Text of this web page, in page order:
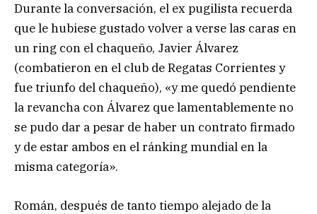
Durante la conversación, el ex pugilista recuerda
que le hubiese gustado volver a verse las caras en
un ring con el chaqueño, Javier Álvarez
(combatieron en el club de Regatas Corrientes y
fue triunfo del chaqueño), «y me quedó pendiente
la revancha con Álvarez que lamentablemente no
se pudo dar a pesar de haber un contrato firmado
y de estar ambos en el ránking mundial en la
misma categoría».
Román, después de tanto tiempo alejado de la